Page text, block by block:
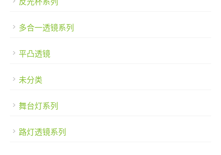
多合一透镜系列
平凸透镜
未分类
舞台灯系列
路灯透镜系列